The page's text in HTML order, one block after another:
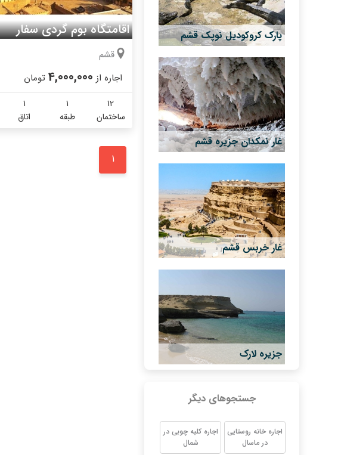
پارک کروکودیل نوپک قشم
غار نمکدان جزیره قشم
غار خربس قشم
جزیره لارک
جستجوهای دیگر
اجاره خانه روستایی
در ماسال
اجاره کلبه چوبی در
شمال
اقامتگاه بوم گردی سفار
قشم
اجاره از 4,000,000 تومان
12
ساختمان
1
طبقه
1
اتاق
1